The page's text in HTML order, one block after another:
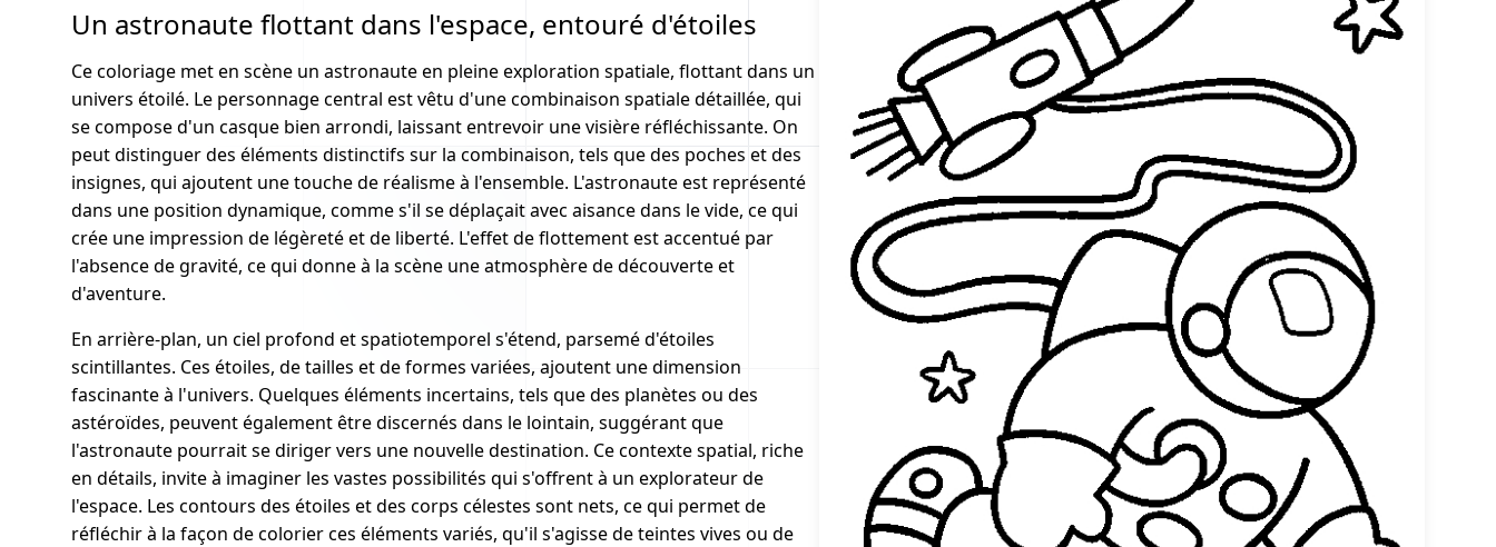
Un astronaute flottant dans l'espace, entouré d'étoiles
Ce coloriage met en scène un astronaute en pleine exploration spatiale, flottant dans un
univers étoilé. Le personnage central est vêtu d'une combinaison spatiale détaillée, qui
se compose d'un casque bien arrondi, laissant entrevoir une visière réfléchissante. On
peut distinguer des éléments distinctifs sur la combinaison, tels que des poches et des
insignes, qui ajoutent une touche de réalisme à l'ensemble. L'astronaute est représenté
dans une position dynamique, comme s'il se déplaçait avec aisance dans le vide, ce qui
crée une impression de légèreté et de liberté. L'effet de flottement est accentué par
l'absence de gravité, ce qui donne à la scène une atmosphère de découverte et
d'aventure.
En arrière-plan, un ciel profond et spatiotemporel s'étend, parsemé d'étoiles
scintillantes. Ces étoiles, de tailles et de formes variées, ajoutent une dimension
fascinante à l'univers. Quelques éléments incertains, tels que des planètes ou des
astéroïdes, peuvent également être discernés dans le lointain, suggérant que
l'astronaute pourrait se diriger vers une nouvelle destination. Ce contexte spatial, riche
en détails, invite à imaginer les vastes possibilités qui s'offrent à un explorateur de
l'espace. Les contours des étoiles et des corps célestes sont nets, ce qui permet de
réfléchir à la façon de colorier ces éléments variés, qu'il s'agisse de teintes vives ou de